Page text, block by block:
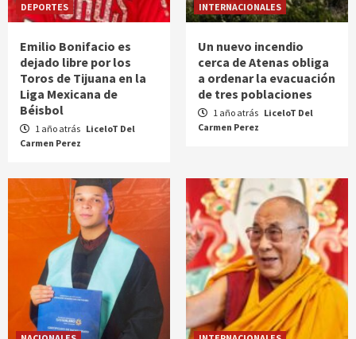
DEPORTES
Emilio Bonifacio es
dejado libre por los
Toros de Tijuana en la
Liga Mexicana de
Béisbol
1 año atrás LiceloT Del
Carmen Perez
INTERNACIONALES
Un nuevo incendio
cerca de Atenas obliga
a ordenar la evacuación
de tres poblaciones
1 año atrás LiceloT Del
Carmen Perez